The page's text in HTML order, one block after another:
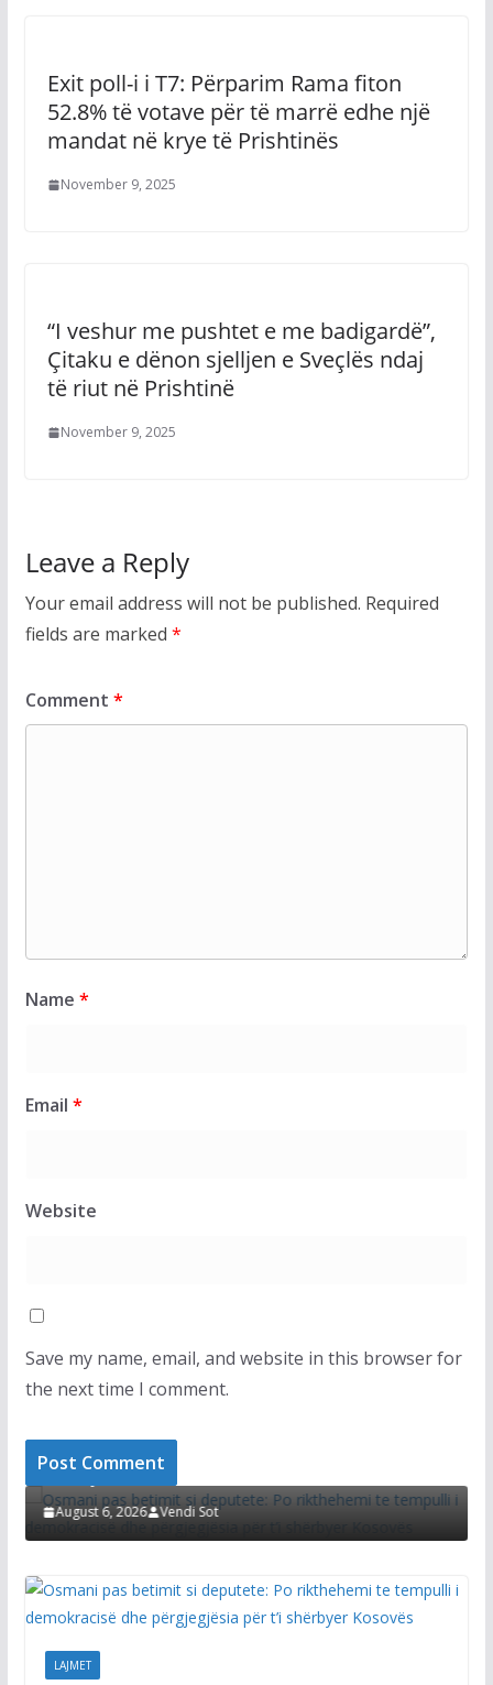
Exit poll-i i T7: Përparim Rama fiton
52.8% të votave për të marrë edhe një
mandat në krye të Prishtinës
November 9, 2025
“I veshur me pushtet e me badigardë”,
Çitaku e dënon sjelljen e Sveçlës ndaj
të riut në Prishtinë
November 9, 2025
Leave a Reply
Your email address will not be published. Required
fields are marked *
Comment *
Name *
Email *
Website
Save my name, email, and website in this browser for
the next time I comment.
LAJMET
tempulli i demokracisë dhe përgjegjësia për t’i
shërbyer Kosovës
August 6, 2026 Vendi Sot
LAJMET